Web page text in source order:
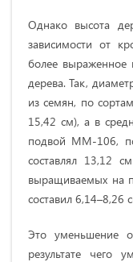
Однако высота
зависимости от
более выраженное
дерева. Так,
из семян, по
15,42 см), а в
подвой ММ-106,
составлял 13,12
выращиваемых на
составил 6,14–8,26
Это уменьшение
результате чего